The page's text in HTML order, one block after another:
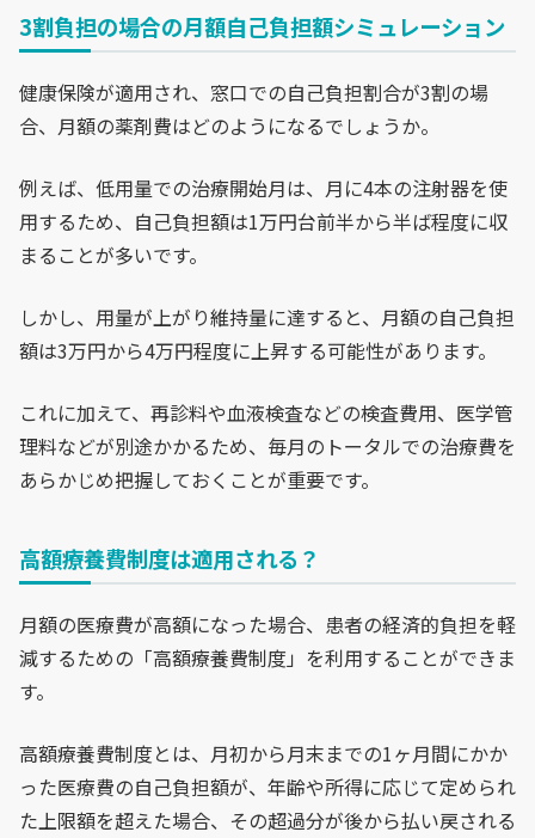
3割負担の場合の月額自己負担額シミュレーション
健康保険が適用され、窓口での自己負担割合が3割の場
合、月額の薬剤費はどのようになるでしょうか。
例えば、低用量での治療開始月は、月に4本の注射器を使
用するため、自己負担額は1万円台前半から半ば程度に収
まることが多いです。
しかし、用量が上がり維持量に達すると、月額の自己負担
額は3万円から4万円程度に上昇する可能性があります。
これに加えて、再診料や血液検査などの検査費用、医学管
理料などが別途かかるため、毎月のトータルでの治療費を
あらかじめ把握しておくことが重要です。
高額療養費制度は適用される？
月額の医療費が高額になった場合、患者の経済的負担を軽
減するための「高額療養費制度」を利用することができま
す。
高額療養費制度とは、月初から月末までの1ヶ月間にかか
った医療費の自己負担額が、年齢や所得に応じて定められ
た上限額を超えた場合、その超過分が後から払い戻される